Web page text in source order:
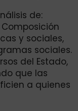
de:
y sociales,
sociales.
del Estado,
que las
a quienes